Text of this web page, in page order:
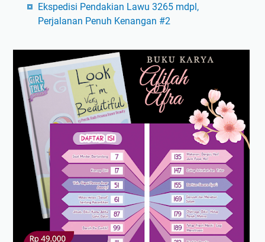
Ekspedisi Pendakian Lawu 3265 mdpl,
Perjalanan Penuh Kenangan #2